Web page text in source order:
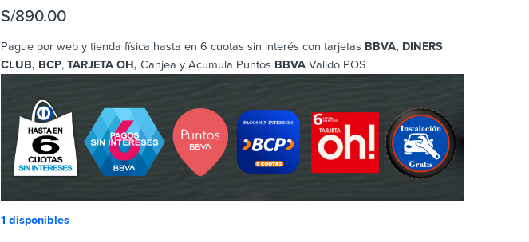
S/890.00
Pague por web y tienda física hasta en 6 cuotas sin interés con tarjetas BBVA, DINERS
CLUB, BCP, TARJETA OH, Canjea y Acumula Puntos BBVA Valido POS
1 disponibles